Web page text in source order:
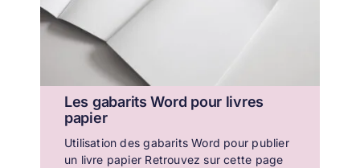
Les gabarits Word pour livres
papier
Utilisation des gabarits Word pour publier
un livre papier Retrouvez sur cette page